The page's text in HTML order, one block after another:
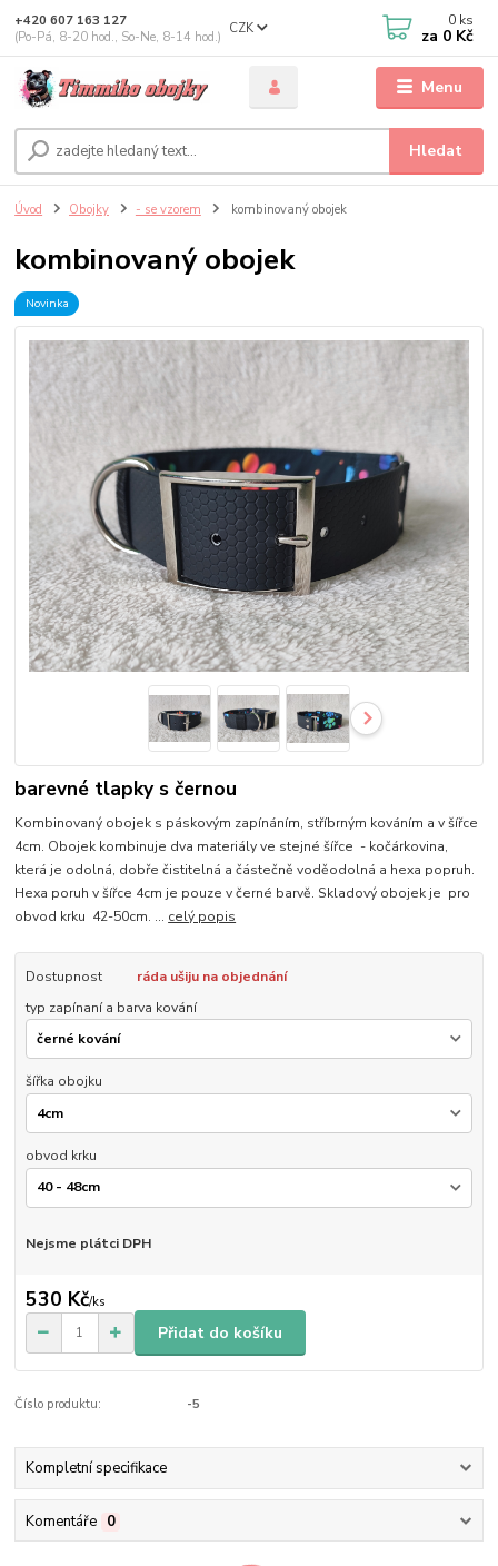
Menu
CZK
Hledat
+420 607 163 127
(Po-Pá, 8-20 hod., So-Ne, 8-14 hod.)
0 ks
za 0 Kč
Úvod Obojky - se vzorem kombinovaný obojek
kombinovaný obojek
Novinka
barevné tlapky s černou
Kombinovaný obojek s páskovým zapínáním, stříbrným kováním a v šířce
4cm. Obojek kombinuje dva materiály ve stejné šířce - kočárkovina,
která je odolná, dobře čistitelná a částečně voděodolná a hexa popruh.
Hexa poruh v šířce 4cm je pouze v černé barvě. Skladový obojek je pro
obvod krku 42-50cm. ... celý popis
Dostupnost
ráda ušiju na objednání
typ zapínaní a barva kování
šířka obojku
obvod krku
Nejsme plátci DPH
530 Kč/ks
Přidat do košíku
Číslo produktu: -5
Kompletní specifikace
Komentáře 0